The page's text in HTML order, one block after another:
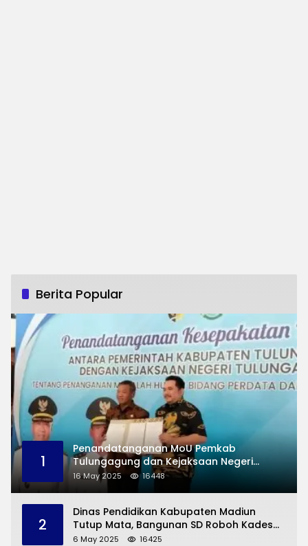
Berita Popular
1
Penandatanganan MoU Pemkab
Tulungagung dan Kejaksaan Negeri
Permasalahan Hukum
16 May 2025 16448
2
Dinas Pendidikan Kabupaten Madiun
Tutup Mata, Bangunan SD Roboh Kades
Dermorejo Bangun Pakai Dana Pribadi
6 May 2025 16425